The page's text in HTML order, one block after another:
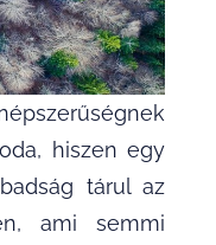
hiszen egy
tárul az
ami semmi